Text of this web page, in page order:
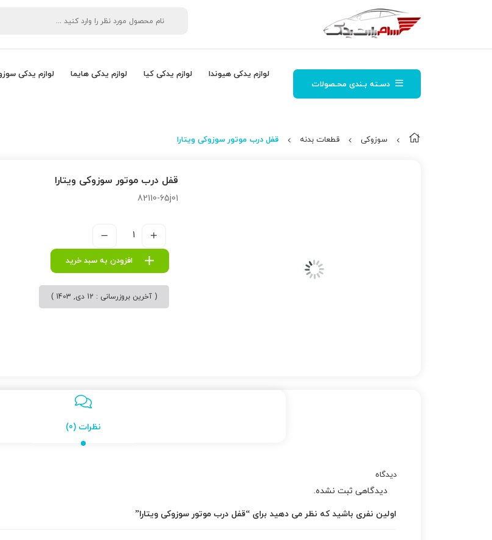
دسـته بـندی محـصولات
لوازم یدکی هیوندا لوازم یدکی کیا لوازم یدکی هایما لوازم یدکی
سوزوکی قطعات بدنه قفل درب موتور سوزوکی ویتارا
قفل درب موتور سوزوکی ویتارا
82110-65j01
افزودن به سبد خرید
( آخرین بروزرسانی : 12 دی, 1403 )
نظرات (0)
دیدگاه
دیدگاهی ثبت نشده.
اولین نفری باشید که نظر می دهید برای “قفل درب موتور سوزوکی ویتارا”